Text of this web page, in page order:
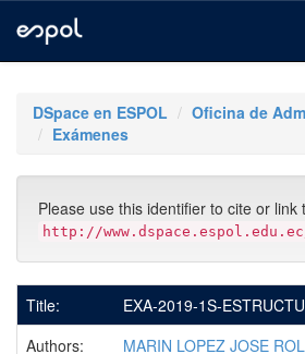
navigationDSpace en ESPOL
Oficina de
Exámenes
Please use this identifier to cite or link
http://
Title:
EXA-2019-1S-
Authors:
MARIN LOPEZ JOSE